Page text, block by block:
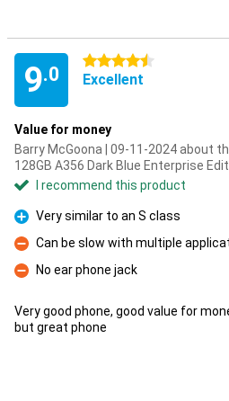
9.0
4.5 stars
Excellent
Value for money
Barry McGoona | 09-11-2024 about
128GB A356 Dark Blue Enterprise
I recommend this product
Pro
Very similar to an S class
Con
Can be slow with multiple
Con
No ear phone jack
Very good phone, good value for
but great phone